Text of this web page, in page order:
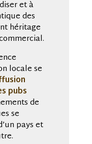
et à
des
héritage
locale se
pubs
de
se
pays et